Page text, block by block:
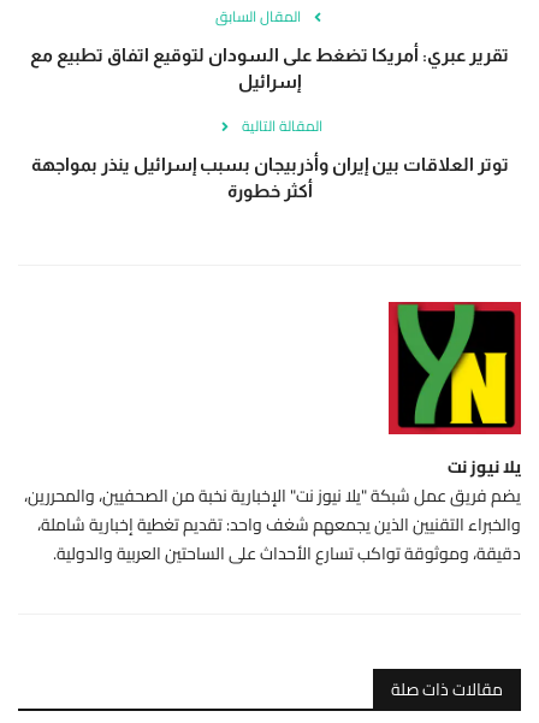
المقال السابق
تقرير عبري: أمريكا تضغط على السودان لتوقيع اتفاق تطبيع مع
إسرائيل
المقالة التالية
توتر العلاقات بين إيران وأذربيجان بسبب إسرائيل ينذر بمواجهة
أكثر خطورة
يلا نيوز نت
يضم فريق عمل شبكة "يلا نيوز نت" الإخبارية نخبة من الصحفيين، والمحررين،
والخبراء التقنيين الذين يجمعهم شغف واحد: تقديم تغطية إخبارية شاملة،
دقيقة، وموثوقة تواكب تسارع الأحداث على الساحتين العربية والدولية.
مقالات ذات صلة